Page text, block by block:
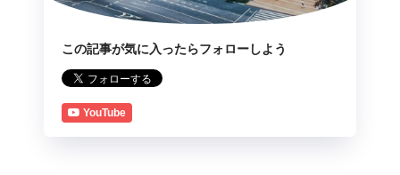
この記事が気に入ったらフォローしよう
YouTube